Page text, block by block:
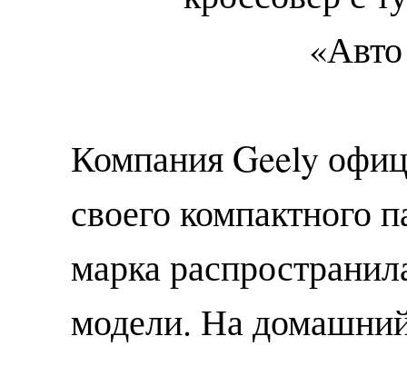
Компания Geely
своего компактного
марка
модели. На